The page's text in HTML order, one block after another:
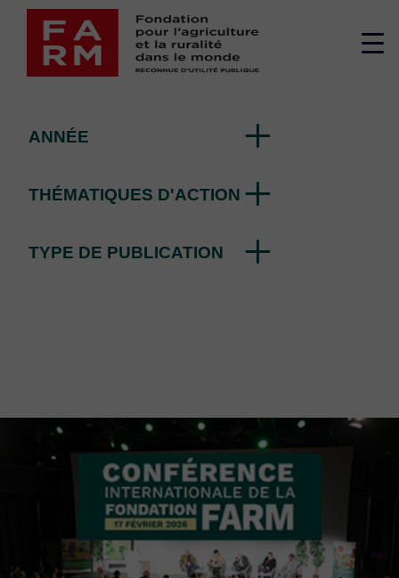
Skip
content
funding
par the FARM Foundation
ANNÉE
THÉMATIQUES D'ACTION
TYPE DE PUBLICATION